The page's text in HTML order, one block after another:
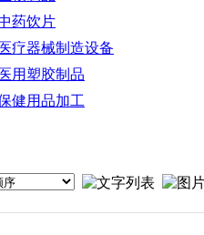
药饮片
医疗器械制造设备
医用塑胶制品
健用品加工